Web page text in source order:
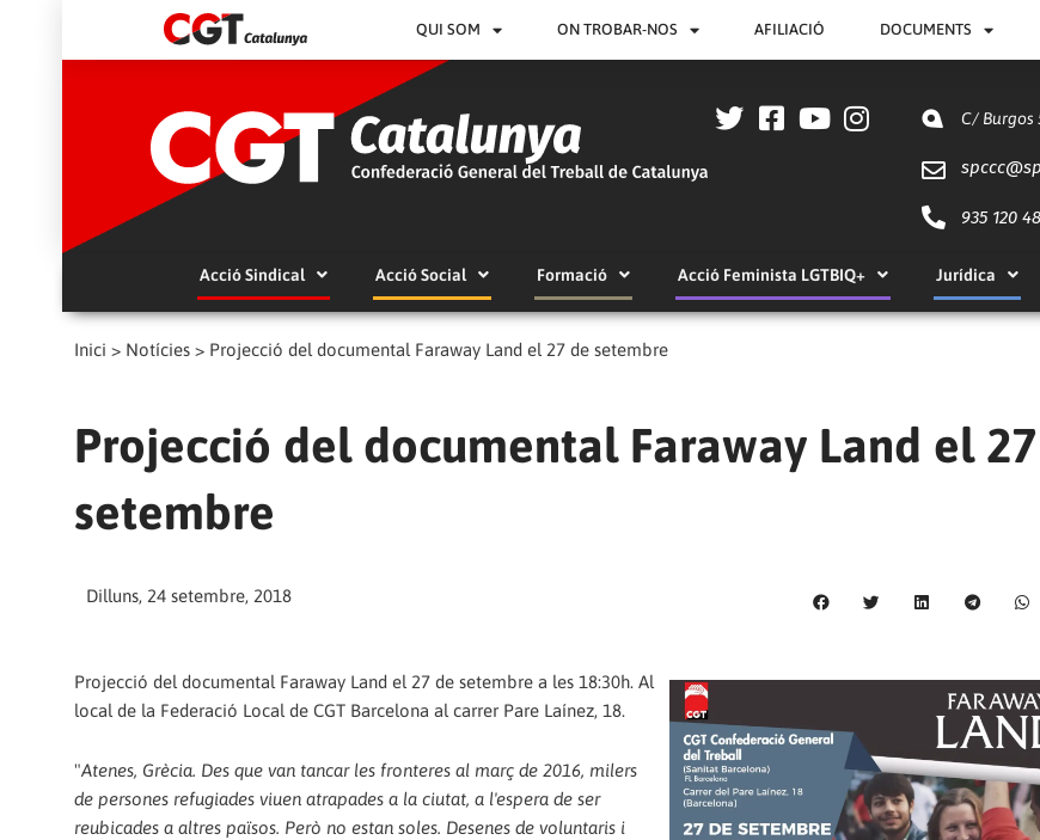
QUI SOM ON TROBAR-NOS AFILIACIÓ DOCUMENTS
C/ Burgos
spccc@
935 120
Acció Sindical Acció Social Formació Acció Feminista LGTBIQ+ Jurídica
Inici > Notícies > Projecció del documental Faraway Land el 27 de setembre
Projecció del documental Faraway Land el
setembre
Dilluns, 24 setembre, 2018
Projecció del documental Faraway Land el 27 de setembre a les 18:30h. Al
local de la Federació Local de CGT Barcelona al carrer Pare Laínez, 18.
"Atenes, Grècia. Des que van tancar les fronteres al març de 2016, milers
de persones refugiades viuen atrapades a la ciutat, a l'espera de ser
reubicades a altres països. Però no estan soles. Desenes de voluntaris i